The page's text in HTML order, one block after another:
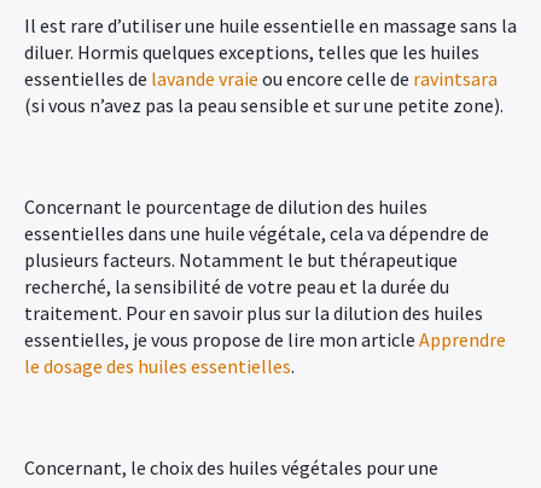
Il est rare d’utiliser une huile essentielle en massage sans la
diluer. Hormis quelques exceptions, telles que les huiles
essentielles de lavande vraie ou encore celle de ravintsara
(si vous n’avez pas la peau sensible et sur une petite zone).
Concernant le pourcentage de dilution des huiles
essentielles dans une huile végétale, cela va dépendre de
plusieurs facteurs. Notamment le but thérapeutique
recherché, la sensibilité de votre peau et la durée du
traitement. Pour en savoir plus sur la dilution des huiles
essentielles, je vous propose de lire mon article Apprendre
le dosage des huiles essentielles.
Concernant, le choix des huiles végétales pour une